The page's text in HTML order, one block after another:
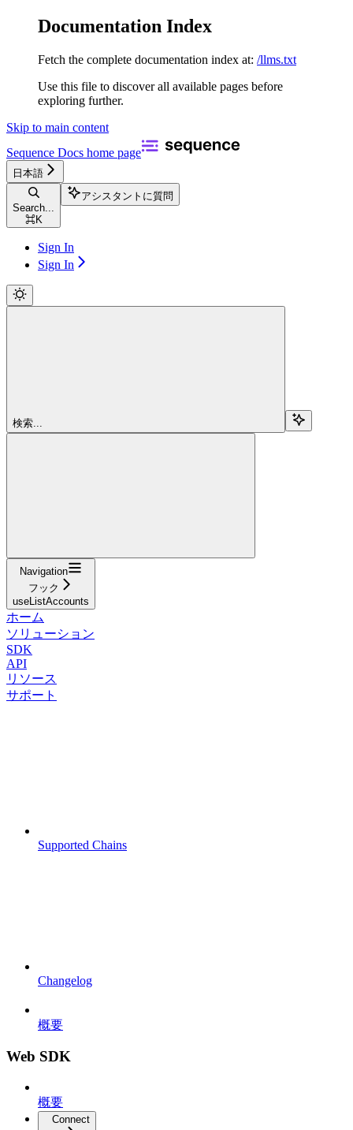
Documentation Index
Fetch the complete documentation index at: /llms.txt
Use this file to discover all available pages before
exploring further.
Skip to main content
Sequence Docs home page
日本語
Search...
⌘K
アシスタントに質問
Sign In
Sign In
検索...
Navigation
フック
useListAccounts
ホーム
ソリューション
SDK
API
リソース
サポート
Supported Chains
Changelog
概要
Web SDK
概要
Connect